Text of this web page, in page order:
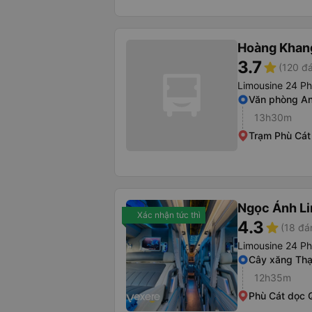
Hoàng
3.7star (120
Limousine 24
Văn phòng
13h30m
Trạm Phù
Xác nhận tức thì Ngọc Ánh
4.3star (18
Limousine 24
Cây xăng
12h35m
Phù Cát dọc